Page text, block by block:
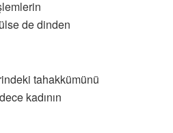
de dinden
tahakkümünü
kadının